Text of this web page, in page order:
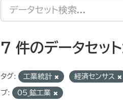
7 件のデータセッ
タグ: 工業統計 経済センサス
プ: 05_鉱工業